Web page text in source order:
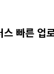
빠른 업